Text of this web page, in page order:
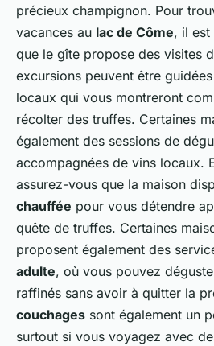
précieux champignon. Pour
vacances au lac de Côme, il est
que le gîte propose des visites
excursions peuvent être
locaux qui vous montreront
récolter des truffes. Certaines
également des sessions de
accompagnées de vins locaux.
assurez-vous que la maison
chauffée pour vous détendre
quête de truffes. Certaines
proposent également des
adulte, où vous pouvez
raffinés sans avoir à quitter la
couchages sont également un
surtout si vous voyagez avec